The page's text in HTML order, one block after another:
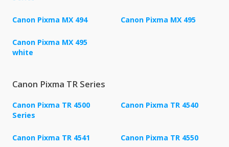
Canon Pixma MX 494 Canon Pixma MX 495
Canon Pixma MX 495
white
Canon Pixma TR Series
Canon Pixma TR 4500
Series
Canon Pixma TR 4540
Canon Pixma TR 4541 Canon Pixma TR 4550